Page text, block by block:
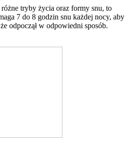
tryby życia oraz formy snu, to
7 do 8 godzin snu każdej nocy, aby
odpoczął w odpowiedni sposób.